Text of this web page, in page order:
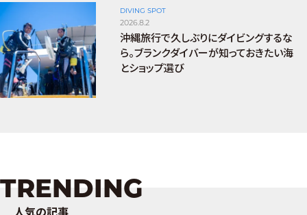
DIVING SPOT
2026.8.2
沖縄旅行で久しぶりにダイビングするな
ら。ブランクダイバーが知っておきたい海
とショップ選び
TRENDING